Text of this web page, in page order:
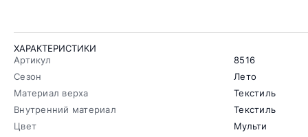
ХАРАКТЕРИСТИКИ
Артикул
8516
Сезон
Лето
Материал верха
Текстиль
Внутренний материал
Текстиль
Цвет
Мульти